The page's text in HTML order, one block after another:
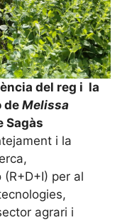
del reg i la
de Melissa
Sagàs
i la
per al
agrari i